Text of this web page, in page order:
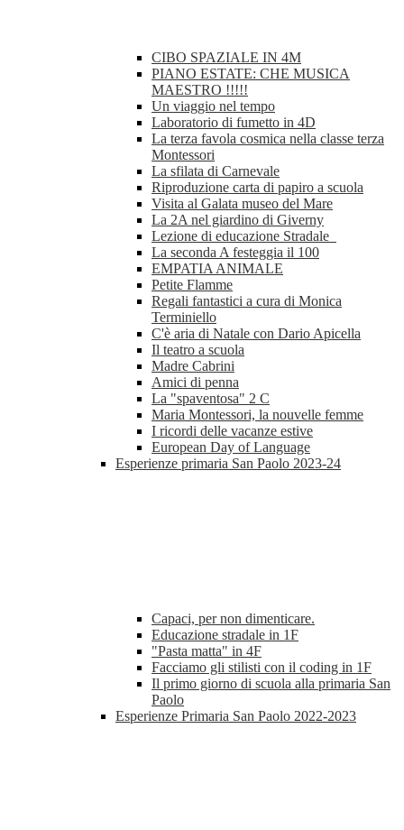
CIBO SPAZIALE IN 4M
PIANO ESTATE: CHE MUSICA
MAESTRO !!!!!
Un viaggio nel tempo
Laboratorio di fumetto in 4D
La terza favola cosmica nella classe terza
Montessori
La sfilata di Carnevale
Riproduzione carta di papiro a scuola
Visita al Galata museo del Mare
La 2A nel giardino di Giverny
Lezione di educazione Stradale
La seconda A festeggia il 100
EMPATIA ANIMALE
Petite Flamme
Regali fantastici a cura di Monica
Terminiello
C'è aria di Natale con Dario Apicella
Il teatro a scuola
Madre Cabrini
Amici di penna
La "spaventosa" 2 C
Maria Montessori, la nouvelle femme
I ricordi delle vacanze estive
European Day of Language
Esperienze primaria San Paolo 2023-24
Capaci, per non dimenticare.
Educazione stradale in 1F
"Pasta matta" in 4F
Facciamo gli stilisti con il coding in 1F
Il primo giorno di scuola alla primaria San
Paolo
Esperienze Primaria San Paolo 2022-2023